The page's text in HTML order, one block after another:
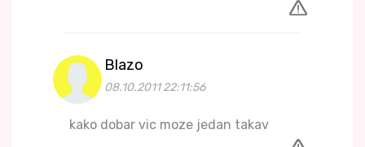
Blazo
08.10.2011 22:11:56
kako dobar vic moze jedan takav